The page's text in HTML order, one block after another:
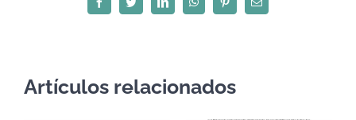
FacebookTwitterLinkedInWhatsAppPinterestCorreo
electrónico
Artículos relacionados